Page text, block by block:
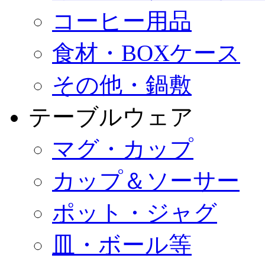
コーヒー用品
食材・BOXケース
その他・鍋敷
テーブルウェア
マグ・カップ
カップ＆ソーサー
ポット・ジャグ
皿・ボール等